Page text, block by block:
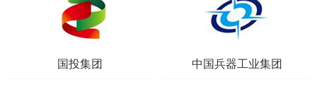
国投集团 中国兵器工业集团